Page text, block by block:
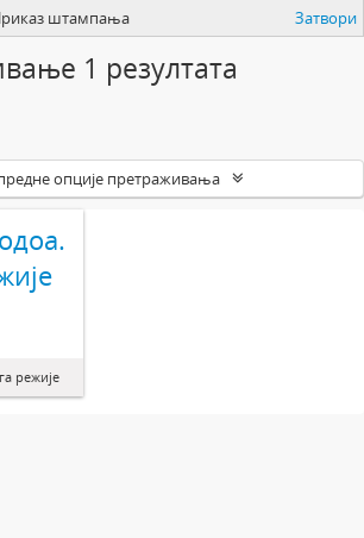
штампања Затвори
1 резултата
опције претраживања
режије